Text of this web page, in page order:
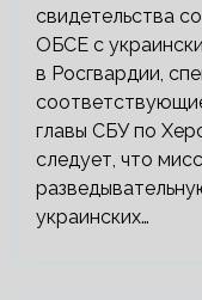
свидетельства
ОБСЕ с
в Росгвардии,
главы СБУ по
следует, что
украинских…